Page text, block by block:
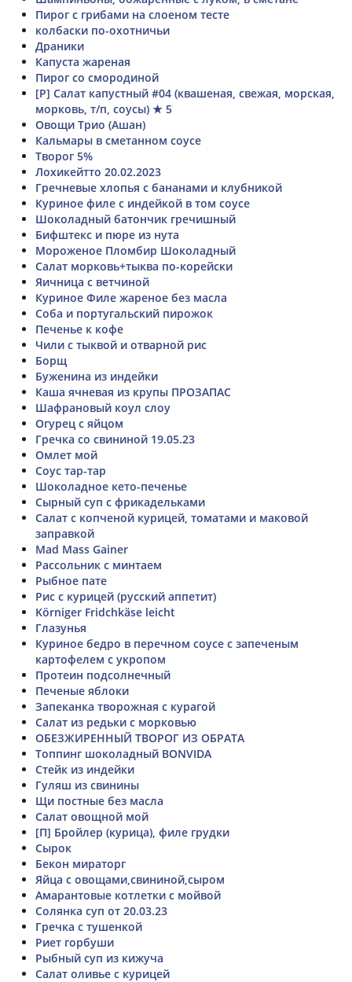
Пирог с грибами на слоеном тесте
колбаски по-охотничьи
Драники
Капуста жареная
Пирог со смородиной
[Р] Салат капустный #04 (квашеная, свежая, морская,
морковь, т/п, соусы) ★ 5
Овощи Трио (Ашан)
Кальмары в сметанном соусе
Творог 5%
Лохикейтто 20.02.2023
Гречневые хлопья с бананами и клубникой
Куриное филе с индейкой в том соусе
Шоколадный батончик гречишный
Бифштекс и пюре из нута
Мороженое Пломбир Шоколадный
Салат морковь+тыква по-корейски
Яичница с ветчиной
Куриное Филе жареное без масла
Соба и португальский пирожок
Печенье к кофе
Чили с тыквой и отварной рис
Борщ
Буженина из индейки
Каша ячневая из крупы ПРОЗАПАС
Шафрановый коул слоу
Огурец с яйцом
Гречка со свининой 19.05.23
Омлет мой
Соус тар-тар
Шоколадное кето-печенье
Сырный суп с фрикадельками
Салат с копченой курицей, томатами и маковой
заправкой
Mad Mass Gainer
Рассольник с минтаем
Рыбное пате
Рис с курицей (русский аппетит)
Körniger Fridchkäse leicht
Глазунья
Куриное бедро в перечном соусе с запеченым
картофелем с укропом
Протеин подсолнечный
Печеные яблоки
Запеканка творожная с курагой
Салат из редьки с морковью
ОБЕЗЖИРЕННЫЙ ТВОРОГ ИЗ ОБРАТА
Топпинг шоколадный BONVIDA
Стейк из индейки
Гуляш из свинины
Щи постные без масла
Салат овощной мой
[П] Бройлер (курица), филе грудки
Сырок
Бекон мираторг
Яйца с овощами,свининой,сыром
Амарантовые котлетки с мойвой
Солянка суп от 20.03.23
Гречка с тушенкой
Риет горбуши
Рыбный суп из кижуча
Салат оливье с курицей